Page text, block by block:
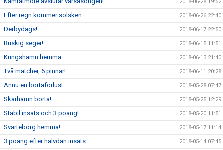
2018-06-28 19:52
Efter regn kommer solsken. 2018-06-26 22:40
Derbydags! 2018-06-17 22:50
Ruskig seger! 2018-06-15 11:51
Kungshamn hemma. 2018-06-13 21:40
Två matcher, 6 pinnar! 2018-06-11 20:28
Ännu en bortaförlust. 2018-05-28 07:47
Skärhamn borta! 2018-05-25 12:29
Stabil insats och 3 poäng! 2018-05-20 11:51
Svarteborg hemma! 2018-05-17 11:14
3 poäng efter halvdan insats. 2018-05-14 07:45